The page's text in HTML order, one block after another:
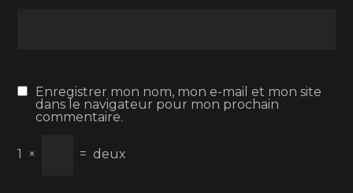
Enregistrer mon nom, mon e-mail et mon site
dans le navigateur pour mon prochain
commentaire.
1 × = deux